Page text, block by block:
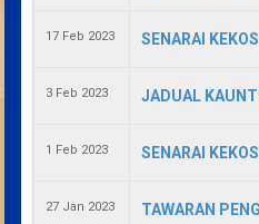
17 Feb 2023 SENARAI
3 Feb 2023 JADUAL
1 Feb 2023 SENARAI
27 Jan 2023 TAWARAN